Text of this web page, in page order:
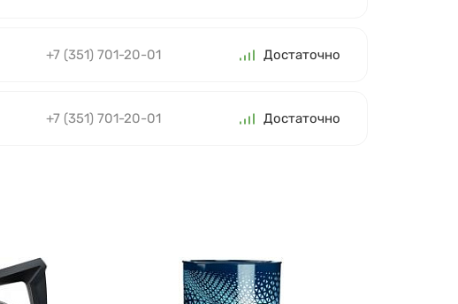
+7 (351) 701-20-01 Достаточно
+7 (351) 701-20-01 Достаточно